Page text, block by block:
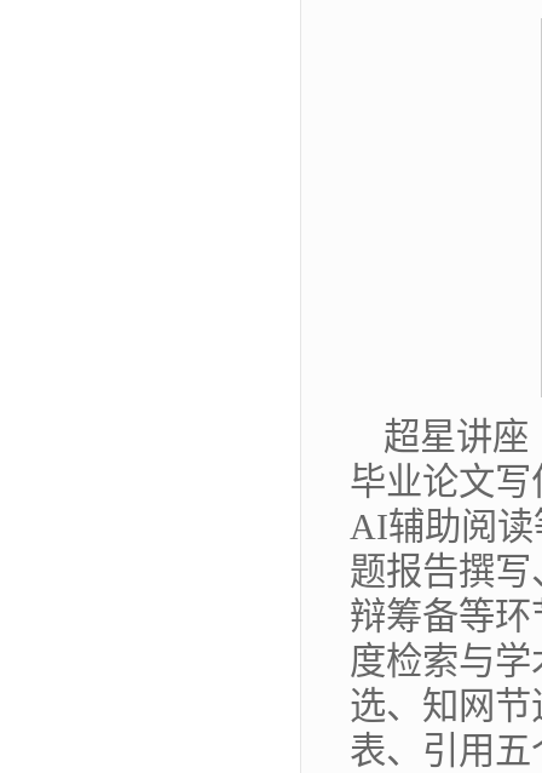
超星讲座
毕业论文
AI辅助阅读
题报告撰
辩筹备等
度检索与
选、知网
表、引用